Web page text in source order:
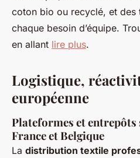
coton bio ou recyclé, et des
chaque besoin d’équipe.
en allant lire plus.
Logistique,
européenne
Plateformes et
France et Belgique
La distribution textile